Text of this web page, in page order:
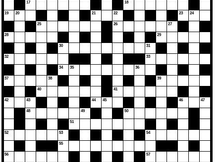
19
28
32
37
42
52
56
20
17
43
48
25
40
38
30
34
53
55
35
51
49
21
44 45
22
26
41
18
50
36
31
33
54
57
29
39
27
23
46
24
47